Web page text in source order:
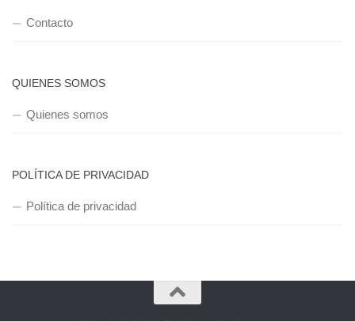
Contacto
QUIENES SOMOS
Quienes somos
POLÍTICA DE PRIVACIDAD
Política de privacidad